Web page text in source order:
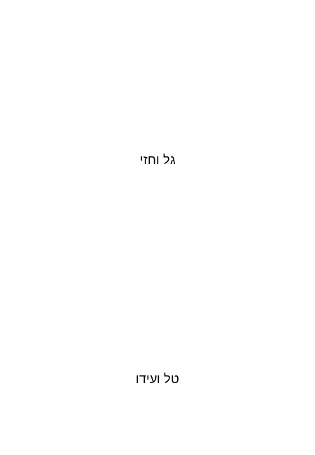
גל וחזי
טל ועידו